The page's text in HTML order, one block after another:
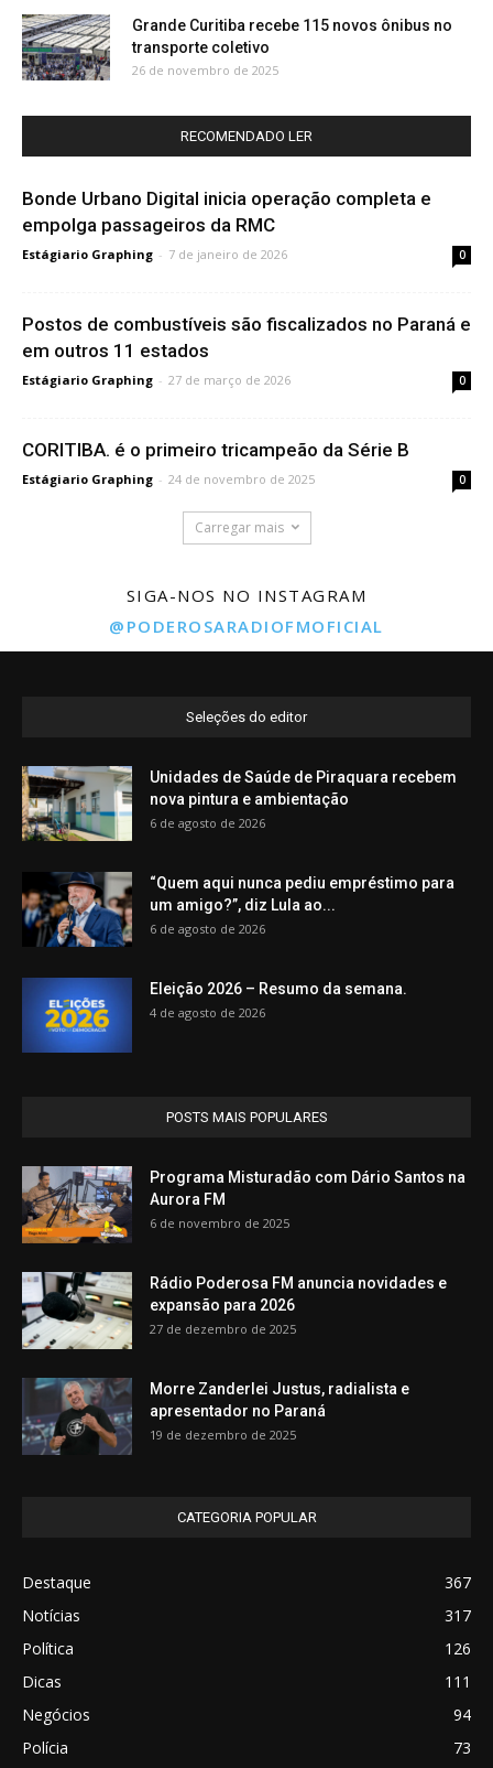
Grande Curitiba recebe 115 novos ônibus no
transporte coletivo
26 de novembro de 2025
RECOMENDADO LER
Bonde Urbano Digital inicia operação completa e
empolga passageiros da RMC
Estágiario Graphing - 7 de janeiro de 2026 0
Postos de combustíveis são fiscalizados no Paraná e
em outros 11 estados
Estágiario Graphing - 27 de março de 2026 0
CORITIBA. é o primeiro tricampeão da Série B
Estágiario Graphing - 24 de novembro de 2025 0
Carregar mais
SIGA-NOS NO INSTAGRAM
@PODEROSARADIOFMOFICIAL
Seleções do editor
Unidades de Saúde de Piraquara recebem
nova pintura e ambientação
6 de agosto de 2026
“Quem aqui nunca pediu empréstimo para
um amigo?”, diz Lula ao...
6 de agosto de 2026
Eleição 2026 – Resumo da semana.
4 de agosto de 2026
POSTS MAIS POPULARES
Programa Misturadão com Dário Santos na
Aurora FM
6 de novembro de 2025
Rádio Poderosa FM anuncia novidades e
expansão para 2026
27 de dezembro de 2025
Morre Zanderlei Justus, radialista e
apresentador no Paraná
19 de dezembro de 2025
CATEGORIA POPULAR
Destaque
367
Notícias
317
Política
126
Dicas
111
Negócios
94
Polícia
73